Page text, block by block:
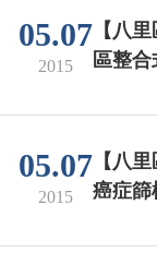
05.07
2015
【八
區整
05.07
2015
【八
癌症篩